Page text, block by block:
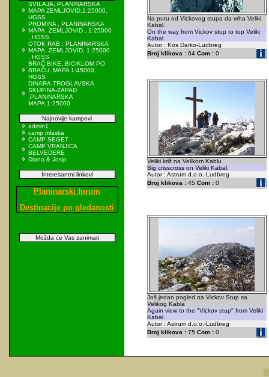
SVILAJA, PLANINARSKA
MAPA ZEMLJOVID,1:25000,
HGSS
PROMINA , PLANINARSKA
MAPA, ZEMLJOVID , 1:25000
, HGSS
OTOK RAB , PLANINARSKA
MAPA, ZEMLJOVID, 1:25000
, HGSS
BRAČ BIKE, BICIKLOM PO
BRAČU, MAPA 1:45000,
HGSS
DINARA-TROGLAVSKA
SKUPINA-ZAPAD
,PLANINARSKA
MAPA,1:25000
Najnovije kampovi
admin1
camp mlaska
CAMP SEGET
CAMP VRANJICA
BELVEDERE
Diana & Josip
Interesantni linkovi
Planinarski forum
Destinacije po gledanosti
Možda će Vas zanimati
Na putu od Vickovog stupa da vrha Veliki
Kabal.
On the way from Vickov stup to top Veliki
Kabal
Autor : Kos Darko-Ludbreg
Broj klikova :64 Com :0
Veliki križ na Velikom Kablu
Big crisscross on Veliki Kabal.
Autor : Astrum d.o.o.-Ludbreg
Broj klikova :45 Com :0
Još jedan pogled na Vickov Stup sa
Velikog Kabla
Again view to the "Vickov stup" from Veliki
Kabal.
Autor : Astrum d.o.o.-Ludbreg
Broj klikova :75 Com :0